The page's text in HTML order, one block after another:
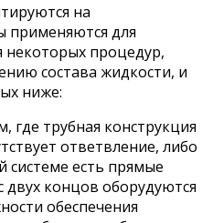
на
применяются для
процедур,
состава жидкости, и
ниже:
где трубная конструкция
ответвление, либо
системе есть прямые
двух концов оборудуются
обеспечения